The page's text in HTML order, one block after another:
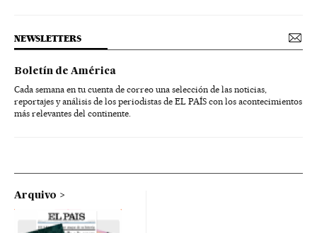
NEWSLETTERS
Boletín de América
Cada semana en tu cuenta de correo una selección de las noticias,
reportajes y análisis de los periodistas de EL PAÍS con los acontecimientos
más relevantes del continente.
Arquivo